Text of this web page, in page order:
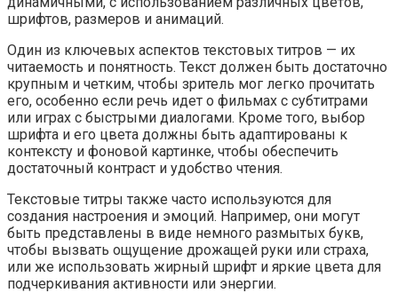
шрифтов, размеров и анимаций.
Один из ключевых аспектов текстовых титров — их
читаемость и понятность. Текст должен быть достаточно
крупным и четким, чтобы зритель мог легко прочитать
его, особенно если речь идет о фильмах с субтитрами
или играх с быстрыми диалогами. Кроме того, выбор
шрифта и его цвета должны быть адаптированы к
контексту и фоновой картинке, чтобы обеспечить
достаточный контраст и удобство чтения.
Текстовые титры также часто используются для
создания настроения и эмоций. Например, они могут
быть представлены в виде немного размытых букв,
чтобы вызвать ощущение дрожащей руки или страха,
или же использовать жирный шрифт и яркие цвета для
подчеркивания активности или энергии.